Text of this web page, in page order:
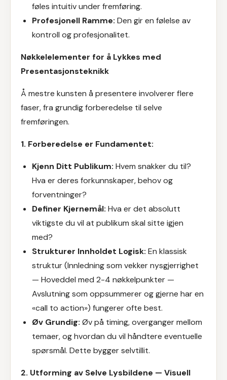
føles intuitiv under fremføring.
Profesjonell Ramme: Den gir en følelse av
kontroll og profesjonalitet.
Nøkkelelementer for å Lykkes med
Presentasjonsteknikk
Å mestre kunsten å presentere involverer flere
faser, fra grundig forberedelse til selve
fremføringen.
1. Forberedelse er Fundamentet:
Kjenn Ditt Publikum: Hvem snakker du til?
Hva er deres forkunnskaper, behov og
forventninger?
Definer Kjernemål: Hva er det absolutt
viktigste du vil at publikum skal sitte igjen
med?
Strukturer Innholdet Logisk: En klassisk
struktur (Innledning som vekker nysgjerrighet
— Hoveddel med 2-4 nøkkelpunkter —
Avslutning som oppsummerer og gjerne har en
«call to action») fungerer ofte best.
Øv Grundig: Øv på timing, overganger mellom
temaer, og hvordan du vil håndtere eventuelle
spørsmål. Dette bygger selvtillit.
2. Utforming av Selve Lysbildene — Visuell